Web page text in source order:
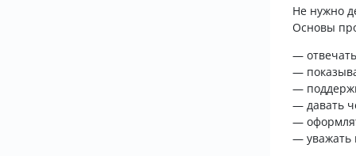
Не нужно
Основы
—
—
—
— давать
—
— уважать